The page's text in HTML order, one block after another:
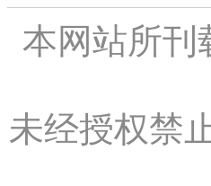
本网站所刊
未经授权禁